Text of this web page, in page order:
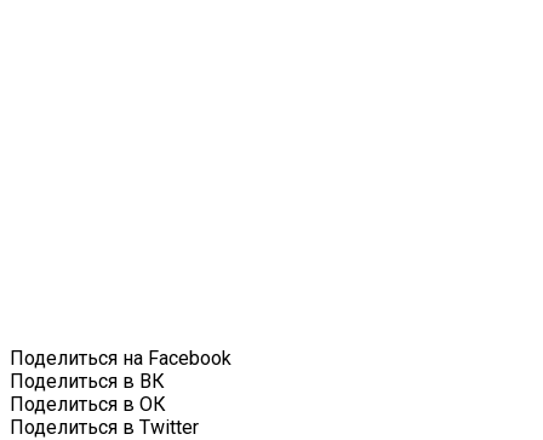
Поделиться на Facebook
Поделиться в ВК
Поделиться в ОК
Поделиться в Twitter